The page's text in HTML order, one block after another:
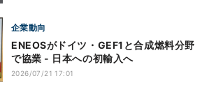
企業動向
ENEOSがドイツ・GEF1と合成燃料分野
で協業 - 日本への初輸入へ
2026/07/21 17:01